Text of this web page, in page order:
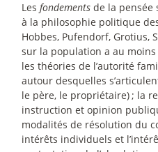
Les fondements de la
à la philosophie politique
Hobbes, Pufendorf, Grotius,
sur la population a au
les théories de l’autorité
autour desquelles
le père, le propriétaire); la
instruction et opinion
modalités de résolution du
intérêts individuels et